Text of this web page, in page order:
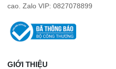
cao. Zalo VIP: 0827078899
GIỚI THIỆU